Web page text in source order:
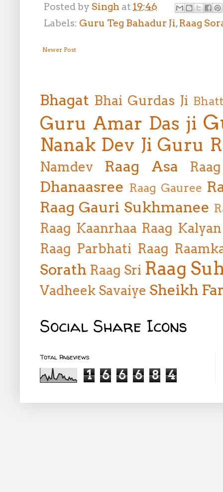
Posted by Singh at19:46
Labels: Guru Teg Bahadur Ji,Raag
Newer Post
Bhagat Bhai Gurdas Ji
Guru Amar Das ji
Nanak Dev Ji Guru
Namdev Raag Asa
Dhanaasree Raag Gauree
Raag Gauri Sukhmanee
Raag Kaanrhaa Raag Kalyan
Raag Parbhati Raag
Sorath Raag Sri Raag
Vadheek Savaiye Sheikh
Social Share Icons
Total Pageviews
1 6 6 6 8 4